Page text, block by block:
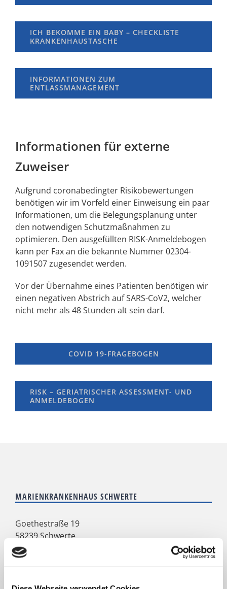
ICH BEKOMME EIN BABY – CHECKLISTE
KRANKENHAUSTASCHE
INFORMATIONEN ZUM
ENTLASSMANAGEMENT
Informationen für externe
Zuweiser
Aufgrund coronabedingter Risikobewertungen
benötigen wir im Vorfeld einer Einweisung ein paar
Informationen, um die Belegungsplanung unter
den notwendigen Schutzmaßnahmen zu
optimieren. Den ausgefüllten RISK-Anmeldebogen
kann per Fax an die bekannte Nummer 02304-
1091507 zugesendet werden.
Vor der Übernahme eines Patienten benötigen wir
einen negativen Abstrich auf SARS-CoV2, welcher
nicht mehr als 48 Stunden alt sein darf.
COVID 19-FRAGEBOGEN
RISK – GERIATRISCHER ASSESSMENT- UND
ANMELDEBOGEN
MARIENKRANKENHAUS SCHWERTE
Goethestraße 19
58239 Schwerte
Telefon
Telefax 0 23 04 - 109 - 207